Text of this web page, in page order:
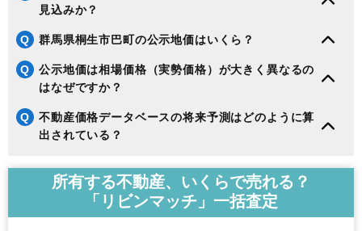
見込みか？
Q 群馬県桐生市巴町の公示地価はいくら？
Q
公示地価は相場価格（実勢価格）が大きく異なるの
はなぜですか？
Q
不動産価格データベースの将来予測はどのように算
出されている？
所有する不動産、いくらで売れる？
「リビンマッチ」一括査定